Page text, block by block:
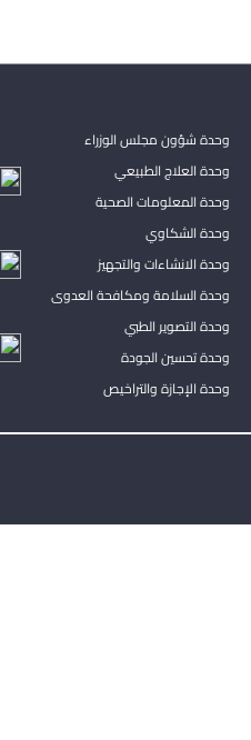
وحدة شؤون مجلس الوزراء
وحدة العلاج الطبيعي
وحدة المعلومات الصحية
وحدة الشكاوي
وحدة الانشاءات والتجهيز
وحدة السلامة ومكافحة العدوى
وحدة التصوير الطبي
وحدة تحسين الجودة
وحدة الإجازة والتراخيص